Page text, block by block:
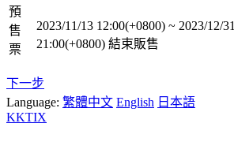
預
售
票
2023/11/13 12:00(+0800) ~ 2023/12/31
21:00(+0800) 結束販售
下一步
Language: 繁體中文 English 日本語
KKTIX